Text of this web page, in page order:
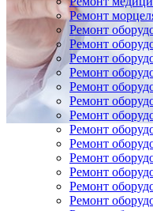
Ремонт
Ремонт
Ремонт
Ремонт
Ремонт
Ремонт
Ремонт
Ремонт
Ремонт
Ремонт
Ремонт
Ремонт
Ремонт
Ремонт